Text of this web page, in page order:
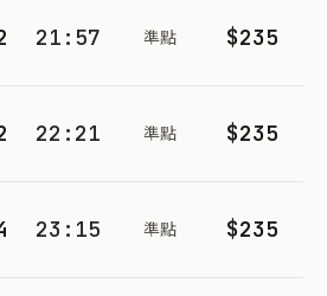
21:57 準點 $235
22:21 準點 $235
23:15 準點 $235